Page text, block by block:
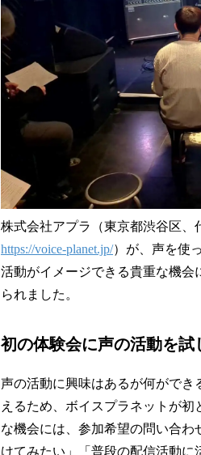
株式会社アプラ（東京都渋谷区、
https://voice-planet.jp/）が、声を使
活動がイメージできる貴重な機
られました。
初の体験会に声の活動を
声の活動に興味はあるが何がで
えるため、ボイスプラネットが
な機会には、参加希望の問い合
けてみたい」「普段の配信活動